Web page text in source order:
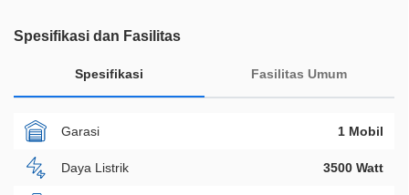
Spesifikasi dan Fasilitas
Spesifikasi Fasilitas Umum
Garasi 1 Mobil
Daya Listrik 3500 Watt